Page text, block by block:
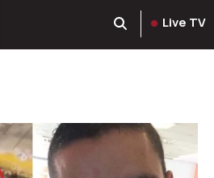
Live TV